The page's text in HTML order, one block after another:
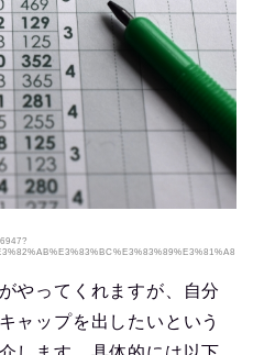
やってくれますが、自分
ャップを出したいという